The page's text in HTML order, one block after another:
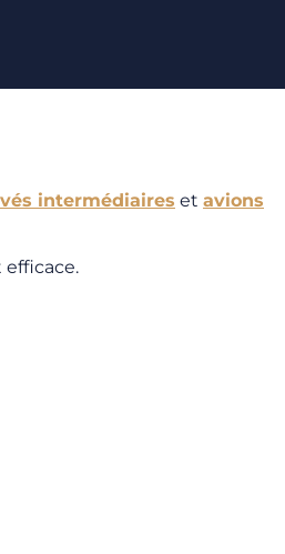
intermédiaires et avions
efficace.